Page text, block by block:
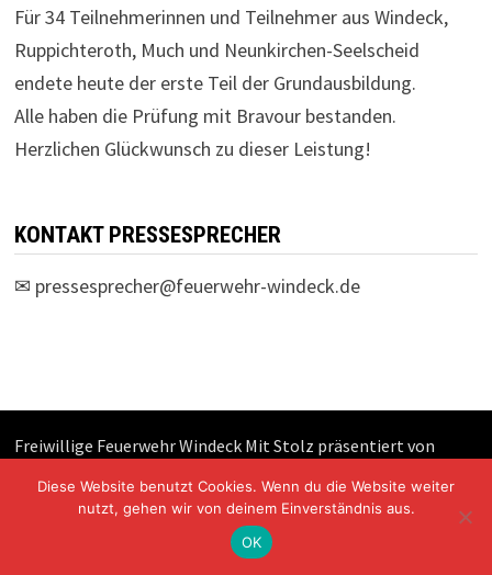
Für 34 Teilnehmerinnen und Teilnehmer aus Windeck,
Ruppichteroth, Much und Neunkirchen-Seelscheid
endete heute der erste Teil der Grundausbildung.
Alle haben die Prüfung mit Bravour bestanden.
Herzlichen Glückwunsch zu dieser Leistung!
KONTAKT PRESSESPRECHER
✉ pressesprecher@feuerwehr-windeck.de
Freiwillige Feuerwehr Windeck Mit Stolz präsentiert von
Diese Website benutzt Cookies. Wenn du die Website weiter
nutzt, gehen wir von deinem Einverständnis aus.
OK